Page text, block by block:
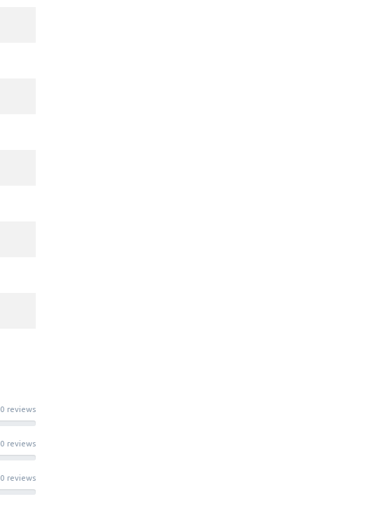
0 reviews
0 reviews
0 reviews